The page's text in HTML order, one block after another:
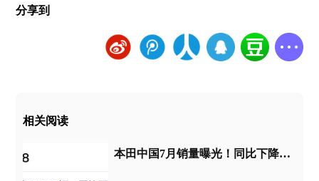
分享到
相关阅读
本田中国7月销量曝光！同比下降44%